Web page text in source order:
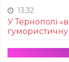
13:32
У Тернополі